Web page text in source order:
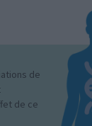
de
de ce